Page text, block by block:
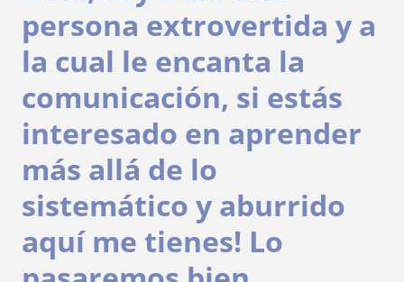
persona extrovertida y a
la cual le encanta la
comunicación, si estás
interesado en aprender
más allá de lo
sistemático y aburrido
aquí me tienes! Lo